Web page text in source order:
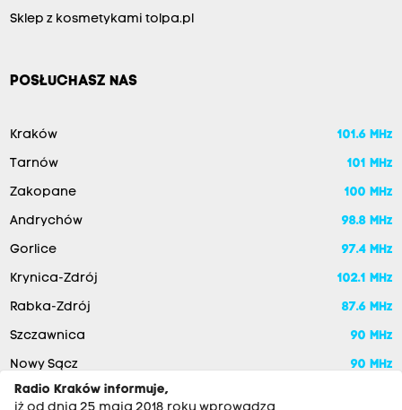
Sklep z kosmetykami tolpa.pl
POSŁUCHASZ NAS
Kraków 101.6 MHz
Tarnów 101 MHz
Zakopane 100 MHz
Andrychów 98.8 MHz
Gorlice 97.4 MHz
Krynica-Zdrój 102.1 MHz
Rabka-Zdrój 87.6 MHz
Szczawnica 90 MHz
Nowy Sącz
90 MHz
Radio Kraków informuje,